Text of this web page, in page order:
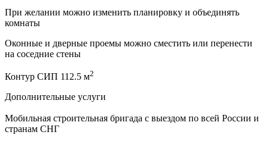
При желании можно изменить планировку и объединять
комнаты
Оконные и дверные проемы можно сместить или перенести
на соседние стены
Контур СИП 112.5 м2
Дополнительные услуги
Мобильная строительная бригада с выездом по всей России и
странам СНГ